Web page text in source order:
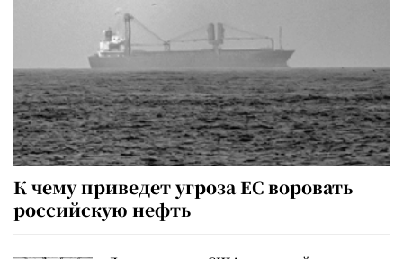
К чему приведет угроза ЕС воровать
российскую нефть